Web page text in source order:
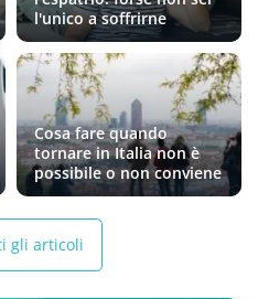
l'unico a soffrirne
Cosa fare quando
tornare in Italia non è
possibile o non conviene
gli articoli